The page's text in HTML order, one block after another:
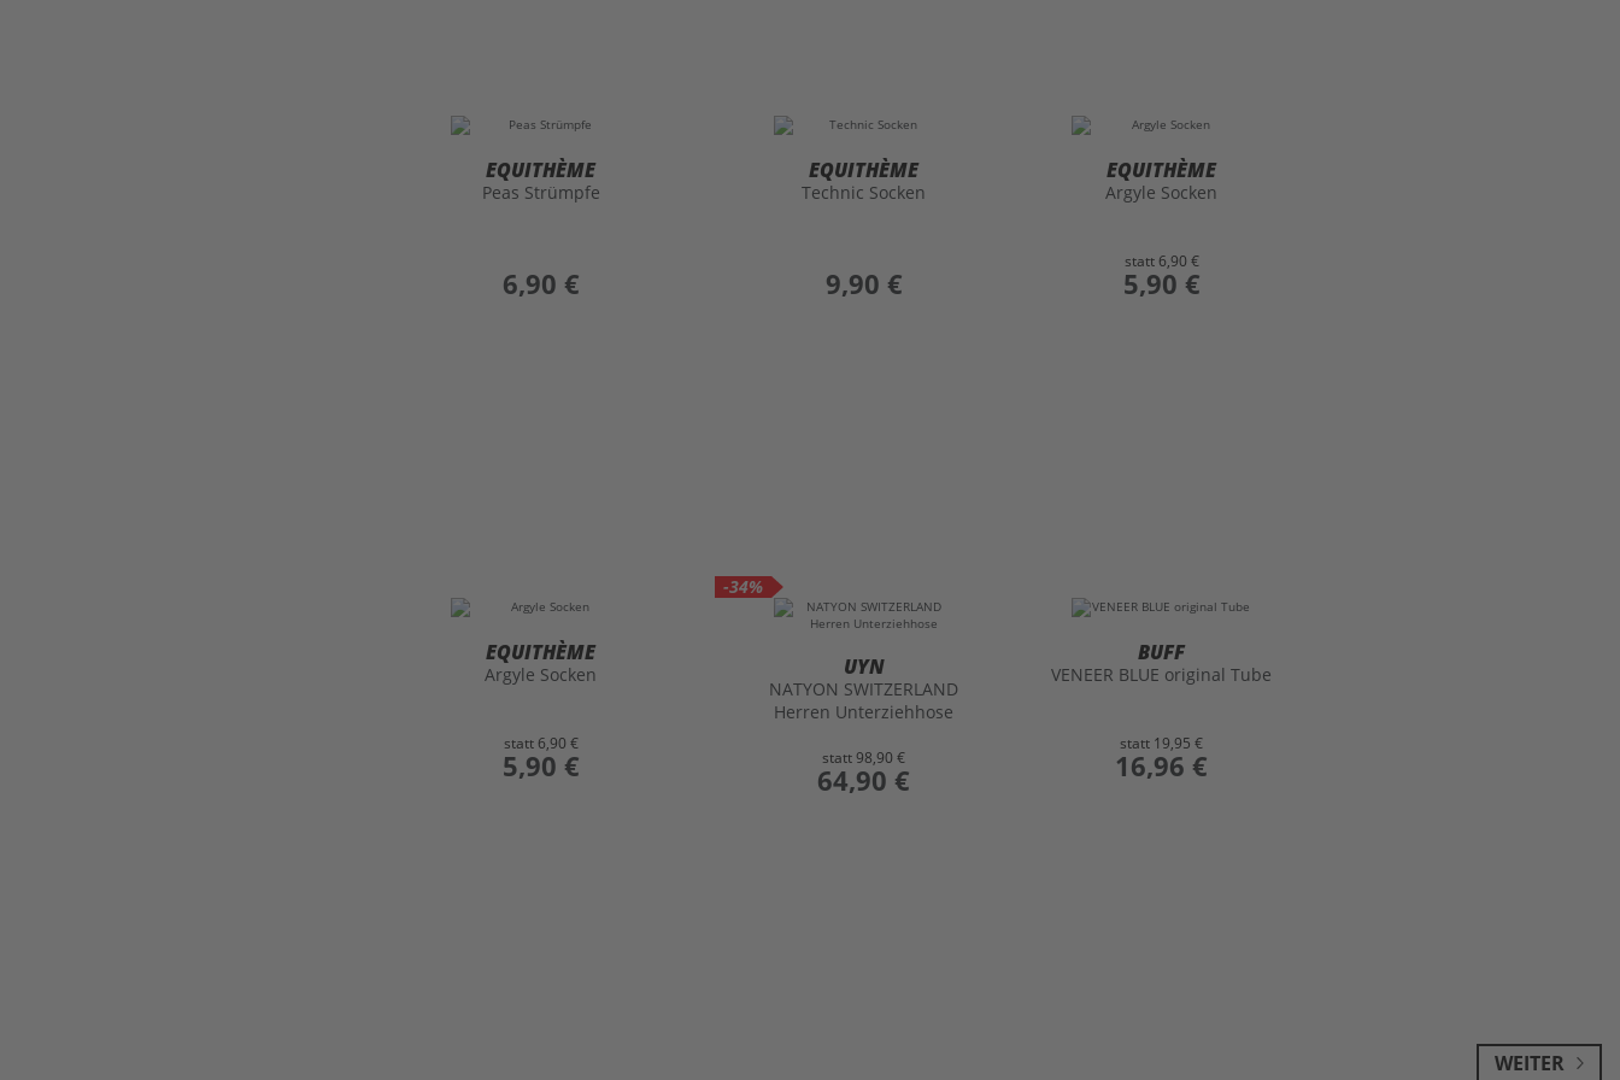
EQUITHÈME
Peas Strümpfe
preis
6,90 €
EQUITHÈME
Technic Socken
preis
9,90 €
EQUITHÈME
Argyle Socken
statt 6,90 €
preis
5,90 €
EQUITHÈME
Argyle Socken
statt 6,90 €
preis
5,90 €
-34%
UYN
NATYON SWITZERLAND
Herren Unterziehhose
statt98,90 €
preis
64,90 €
BUFF
VENEER BLUE original Tube
statt 19,95 €
preis
16,96 €
WEITER